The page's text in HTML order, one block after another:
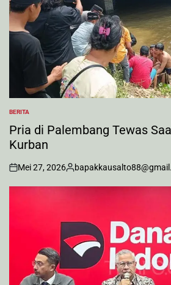
POSTED
IN
BERITA
Pria di Palembang Tewas
Kurban
on
Mei 27, 2026
Posted
by